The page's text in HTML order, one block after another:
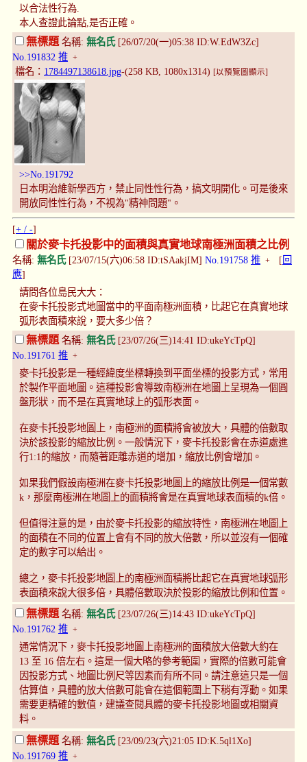
以合法性行為.
本人查證此論點,是否正確。
無標題 名稱: 無名氏[26/07/20(一)05:38 ID:W.EdW3Zc]
No.191832 推 +
檔名： 1784497138618.jpg-(258 KB, 1080x1314) [以預覽圖顯示]
>>No.191792
日本明治維新學西方，禁止同性性行為，搞文明開化。可是後來
開放同性性行為，不視為"精神問題"。
[+ / -]
關於麥卡托投影中的面積與真實地球南極洲面積之比例
名稱: 無名氏[23/07/15(六)06:58 ID:tSAakjIM] No.191758 推 + [ 回
應]
請問各位島民大大：
在麥卡托投影式地圖當中的平面南極洲面積，比起它在真實地球
弧形表面積來說，要大多少倍？
無標題 名稱: 無名氏[23/07/26(三)14:41 ID:ukeYcTpQ]
No.191761 推 +
麥卡托投影是一種經緯度坐標轉換到平面坐標的投影方式，常用
於製作平面地圖。這種投影會導致南極洲在地圖上呈現為一個圓
盤形狀，而不是在真實地球上的弧形表面。
在麥卡托投影地圖上，南極洲的面積將會被放大，具體的倍數取
決於該投影的縮放比例。一般情況下，麥卡托投影會在赤道處進
行1:1的縮放，而隨著距離赤道的增加，縮放比例會增加。
如果我們假設南極洲在麥卡托投影地圖上的縮放比例是一個常數
k，那麼南極洲在地圖上的面積將會是在真實地球表面積的k倍。
但值得注意的是，由於麥卡托投影的縮放特性，南極洲在地圖上
的面積在不同的位置上會有不同的放大倍數，所以並沒有一個確
定的數字可以給出。
總之，麥卡托投影地圖上的南極洲面積將比起它在真實地球弧形
表面積來說大很多倍，具體倍數取決於投影的縮放比例和位置。
無標題名稱: 無名氏[23/07/26(三)14:43 ID:ukeYcTpQ]
No.191762 推 +
通常情況下，麥卡托投影地圖上南極洲的面積放大倍數大約在
13 至 16 倍左右。這是一個大略的參考範圍，實際的倍數可能會
因投影方式、地圖比例尺等因素而有所不同。請注意這只是一個
估算值，具體的放大倍數可能會在這個範圍上下稍有浮動。如果
需要更精確的數值，建議查閱具體的麥卡托投影地圖或相關資
料。
無標題 名稱: 無名氏[23/09/23(六)21:05 ID:K.5ql1Xo]
No.191769 推 +